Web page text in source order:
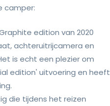
camper:
edition van 2020
achteruitrijcamera en
is echt een plezier om
edition' uitvoering en heeft
die tijdens het reizen